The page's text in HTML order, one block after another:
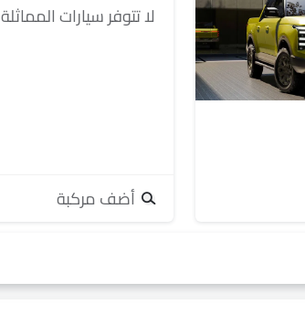
لا تتوفر سيارات المماثلة
أضف مركبة